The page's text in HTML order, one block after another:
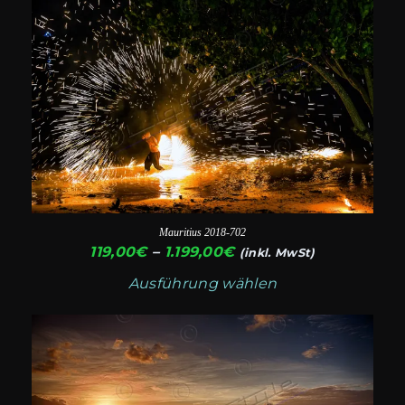
Mauritius 2018-702
119,00€ – 1.199,00€Preisspanne:
bis
(inkl. MwSt)
Ausführung wählen
Produkt
weist
mehrere
Varianten
auf.
Die
Optionen
können
Produkt
weist
mehrere